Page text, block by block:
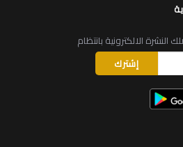
النشرة الالكترونية بانتظام